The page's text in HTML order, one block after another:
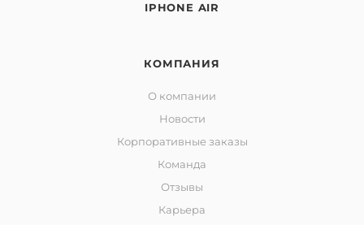
IPHONE AIR
КОМПАНИЯ
О компании
Новости
Корпоративные заказы
Команда
Отзывы
Карьера